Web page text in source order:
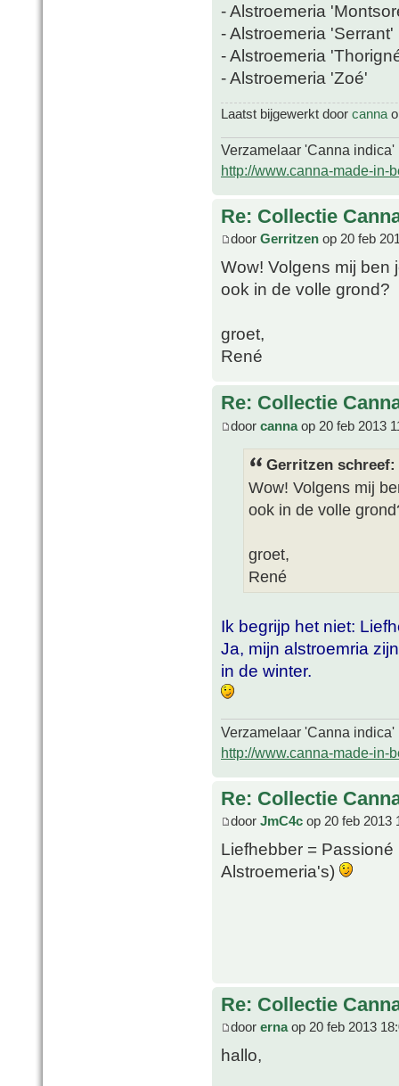
- Alstroemeria
- Alstroemeria 'Serrant'
- Alstroemeria
- Alstroemeria 'Zoé'
Laatst bijgewerkt door canna
Verzamelaar 'Canna indica'
http://www.canna-made-in-
Re: Collectie
door Gerritzen op 20 feb
Wow! Volgens mij ben
ook in de volle grond?
groet,
René
Re: Collectie
door cannaop 20 feb 2013
Gerritzen schreef:
Wow! Volgens mij
ook in de volle
groet,
René
Ik begrijp het niet:
Ja, mijn alstroemria
in de winter.
Verzamelaar 'Canna indica'
http://www.canna-made-in-
Re: Collectie
door JmC4c op 20 feb 2013
Liefhebber =
Alstroemeria's)
Re: Collectie
door ernaop 20 feb 2013
hallo,